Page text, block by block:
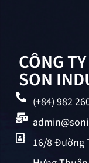
CÔNG
SON
(+84) 982
16/8 Đường